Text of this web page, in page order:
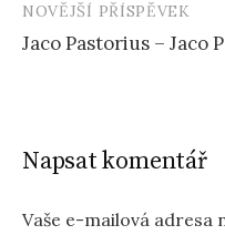
NOVĚJŠÍ PŘÍSPĚVEK
Jaco Pastorius – Jaco
Napsat komentář
Vaše e-mailová adresa